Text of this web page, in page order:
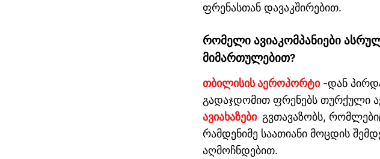
ფრენასთან დავაკშირებით.
რომელი ავიაკომპანიები
მიმართულებით?
თბილისის აეროპორტი -დან
გადაჯდომით ფრენებს თურქული
ავიახაზები გვთავაზობს,
რამდენიმე საათიანი მოცდის
აღმოჩნდებით.